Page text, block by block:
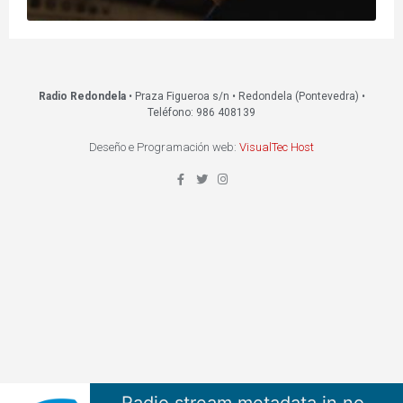
Radio Redondela• Praza Figueroa s/n • Redondela (Pontevedra) •
Teléfono: 986 408139
Deseño e Programación web: VisualTec Host